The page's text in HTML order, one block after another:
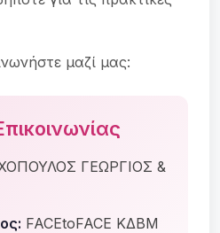
μαζί μας:
ΓΕΩΡΓΙΟΣ &
FACEtoFACE ΚΔΒΜ